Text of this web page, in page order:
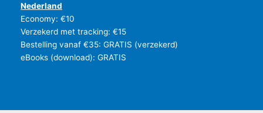
Nederland
Economy: €10
Verzekerd met tracking: €15
Bestelling vanaf €35: GRATIS (verzekerd)
eBooks (download): GRATIS